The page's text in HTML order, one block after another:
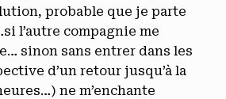
probable que je parte
l’autre compagnie me
sinon sans entrer dans les
d’un retour jusqu’à la
ne m’enchante